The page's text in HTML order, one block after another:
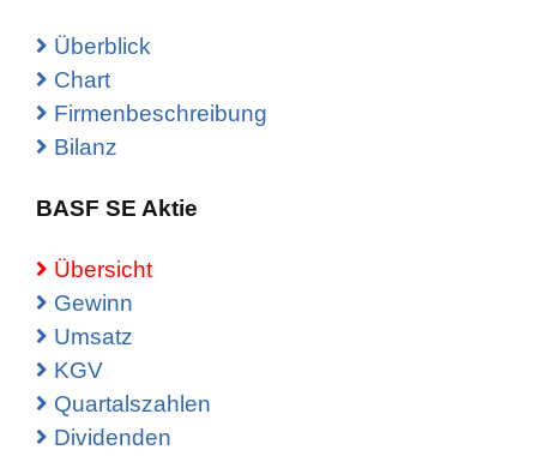
Überblick
Chart
Firmenbeschreibung
Bilanz
BASF SE Aktie
Übersicht
Gewinn
Umsatz
KGV
Quartalszahlen
Dividenden